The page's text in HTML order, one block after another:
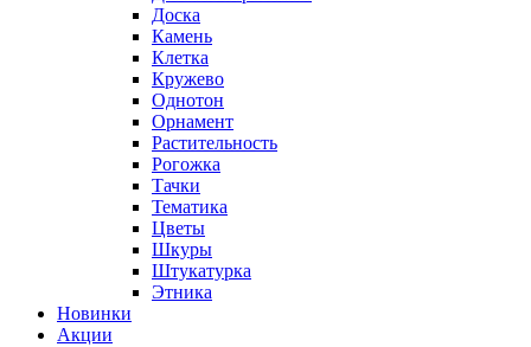
Доска
Камень
Клетка
Кружево
Однотон
Орнамент
Растительность
Рогожка
Тачки
Тематика
Цветы
Шкуры
Штукатурка
Этника
Новинки
Акции